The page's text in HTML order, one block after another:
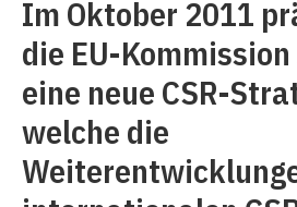
Im Oktober 2011
die EU-
eine neue CSR-
welche die